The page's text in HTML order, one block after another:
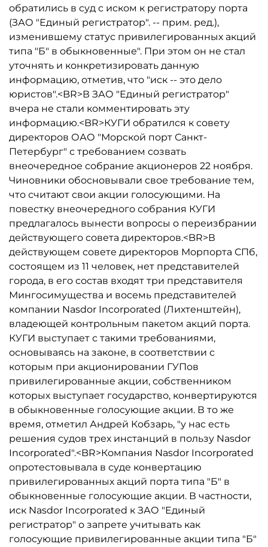
обратились в суд с иском к регистратору порта
(ЗАО "Единый регистратор". -- прим. ред.),
изменившему статус привилегированных акций
типа "Б" в обыкновенные". При этом он не стал
уточнять и конкретизировать данную
информацию, отметив, что "иск -- это дело
юристов".<BR>В ЗАО "Единый регистратор"
вчера не стали комментировать эту
информацию.<BR>КУГИ обратился к совету
директоров ОАО "Морской порт Санкт-
Петербург" с требованием созвать
внеочередное собрание акционеров 22 ноября.
Чиновники обосновывали свое требование тем,
что считают свои акции голосующими. На
повестку внеочередного собрания КУГИ
предлагалось вынести вопросы о переизбрании
действующего совета директоров.<BR>В
действующем совете директоров Морпорта СПб,
состоящем из 11 человек, нет представителей
города, в его состав входят три представителя
Мингосимущества и восемь представителей
компании Nasdor Incorporated (Лихтенштейн),
владеющей контрольным пакетом акций порта.
КУГИ выступает с такими требованиями,
основываясь на законе, в соответствии с
которым при акционировании ГУПов
привилегированные акции, собственником
которых выступает государство, конвертируются
в обыкновенные голосующие акции. В то же
время, отметил Андрей Кобзарь, "у нас есть
решения судов трех инстанций в пользу Nasdor
Incorporated".<BR>Компания Nasdor Incorporated
опротестовывала в суде конвертацию
привилегированных акций порта типа "Б" в
обыкновенные голосующие акции. В частности,
иск Nasdor Incorporated к ЗАО "Единый
регистратор" о запрете учитывать как
голосующие привилегированные акции типа "Б"